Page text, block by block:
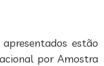
apresentados estão
por Amostra